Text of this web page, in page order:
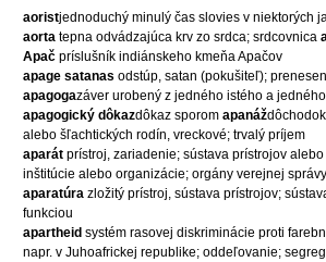
aoristjednoduchý minulý čas slovies v niektorých
aorta tepna odvádzajúca krv zo srdca; srdcovnica
Apač príslušník indiánskeho kmeňa Apačov
apage satanas odstúp, satan (pokušiteľ);
apagogazáver urobený z jedného istého a
apagogický dôkazdôkaz sporom apanáž
alebo šľachtických rodín, vreckové; trvalý príjem
aparát prístroj, zariadenie; sústava prístrojov
inštitúcie alebo organizácie; orgány verejnej správy
aparatúra zložitý prístroj, sústava prístrojov;
funkciou
apartheid systém rasovej diskriminácie proti
napr. v Juhoafrickej republike; oddeľovanie;